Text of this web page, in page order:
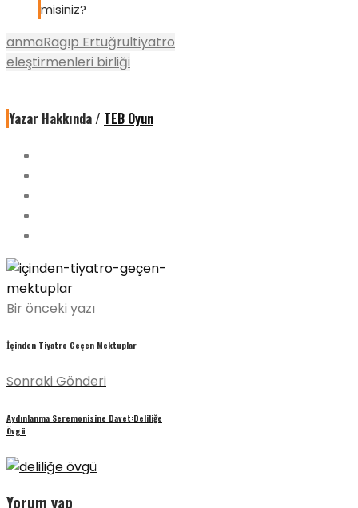
misiniz?
anmaRagıp Ertuğrultiyatro
eleştirmenleri birliği
Yazar Hakkında / TEB Oyun
Bir önceki yazı
İçinden Tiyatro Geçen Mektuplar
Sonraki Gönderi
Aydınlanma Seremonisine Davet:Deliliğe
Övgü
Yorum yap